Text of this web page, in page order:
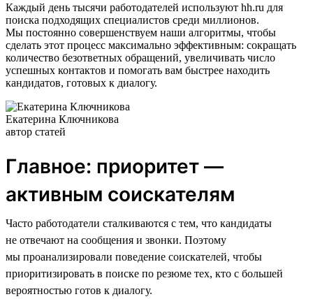
Каждый день тысячи работодателей используют hh.ru для
поиска подходящих специалистов среди миллионов.
Мы постоянно совершенствуем наши алгоритмы, чтобы
сделать этот процесс максимально эффективным: сокращать
количество безответных обращений, увеличивать число
успешных контактов и помогать вам быстрее находить
кандидатов, готовых к диалогу.
Екатерина Ключникова
автор статей
Главное: приоритет —
активным соискателям
Часто работодатели сталкиваются с тем, что кандидаты
не отвечают на сообщения и звонки. Поэтому
мы проанализировали поведение соискателей, чтобы
приоритизировать в поиске по резюме тех, кто с большей
вероятностью готов к диалогу.